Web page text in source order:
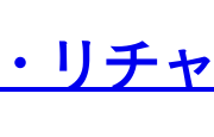
リチ